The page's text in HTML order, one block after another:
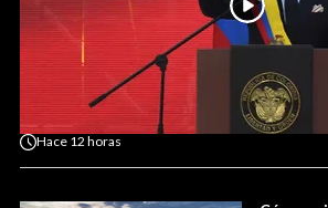
Hace 12 horas